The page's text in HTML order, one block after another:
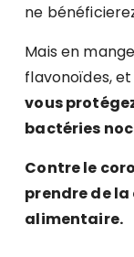
ne
Mais en
flavonoïdes,
vous
bactéries
Contre le
prendre de
alimentaire.